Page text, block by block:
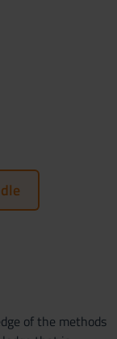
of the methods